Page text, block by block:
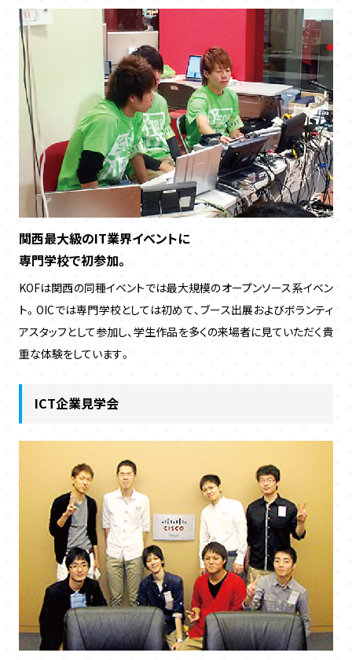
関西最大級のIT業界イベントに
専門学校で初参加。
KOFは関西の同種イベントでは最大規模のオープンソース系イベン
ト。OICでは専門学校としては初めて、ブース出展およびボランティ
アスタッフとして参加し、学生作品を多くの来場者に見ていただく貴
重な体験をしています。
ICT企業見学会